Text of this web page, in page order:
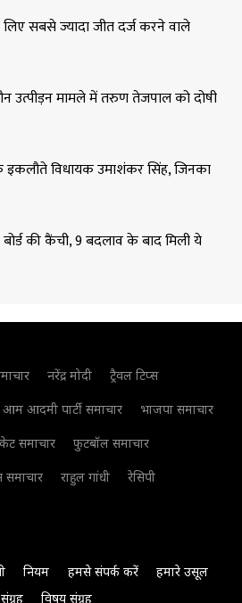
सबसे ज्यादा जीत दर्ज करने वाले
उत्पीड़न मामले में तरुण तेजपाल को दोषी
इकलौते विधायक उमाशंकर सिंह, जिनका
की कैंची, 9 बदलाव के बाद मिली ये
नरेंद्र मोदी
ट्रैवल टिप्स
आम आदमी पार्टी समाचार
भाजपा समाचार
समाचार
फुटबॉल समाचार
समाचार राहुल गांधी
रेसिपी
नियम हमसे संपर्क करें
हमारे उसूल
विषय संग्रह